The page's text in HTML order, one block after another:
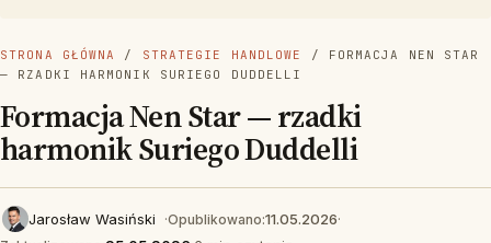
STRONA GŁÓWNA / STRATEGIE HANDLOWE
/ FORMACJA NEN STAR
— RZADKI HARMONIK SURIEGO DUDDELLI
Formacja Nen Star — rzadki
harmonik Suriego Duddelli
Jarosław Wasiński ·Opublikowano:11.05.2026·